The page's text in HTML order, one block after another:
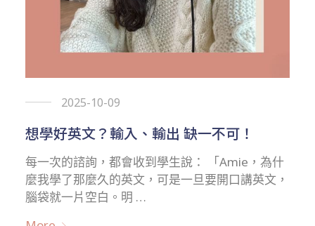
2025-10-09
想學好英文？輸入、輸出 缺一不可！
每一次的諮詢，都會收到學生說： 「Amie，為什
麼我學了那麼久的英文，可是一旦要開口講英文，
腦袋就一片空白。明 …